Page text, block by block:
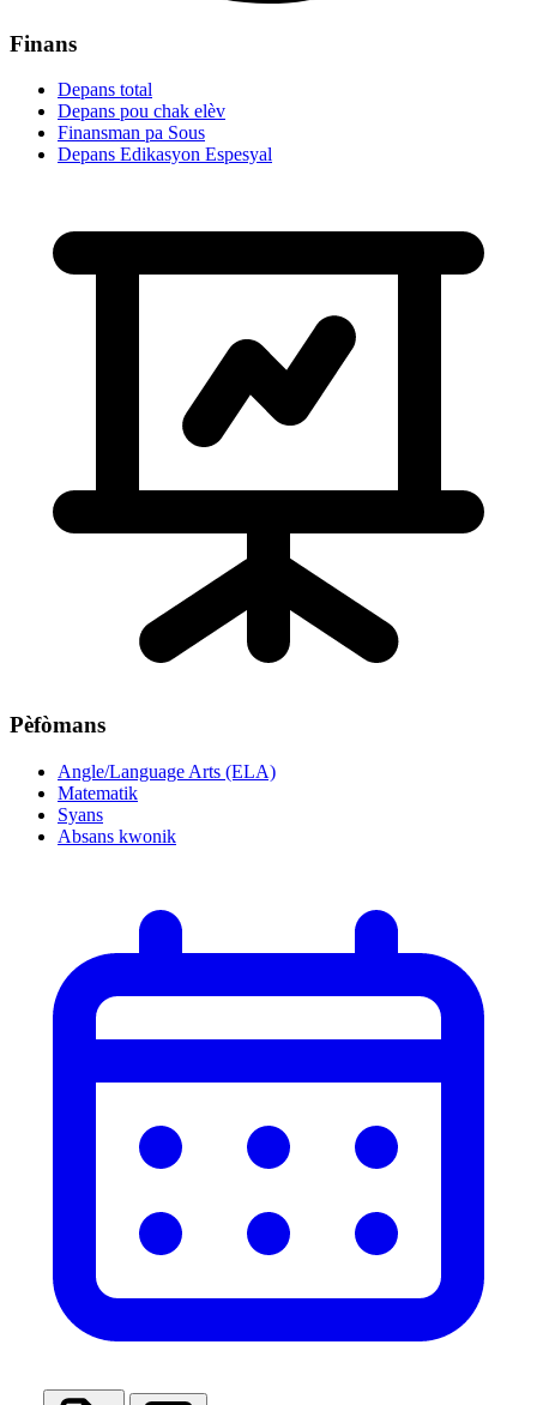
Finans
Depans total
Depans pou chak elèv
Finansman pa Sous
Depans Edikasyon Espesyal
Pèfòmans
Angle/Language Arts (ELA)
Matematik
Syans
Absans kwonik